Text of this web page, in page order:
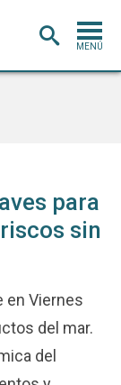
MENÚ
para
sin
en Viernes
del mar.
del